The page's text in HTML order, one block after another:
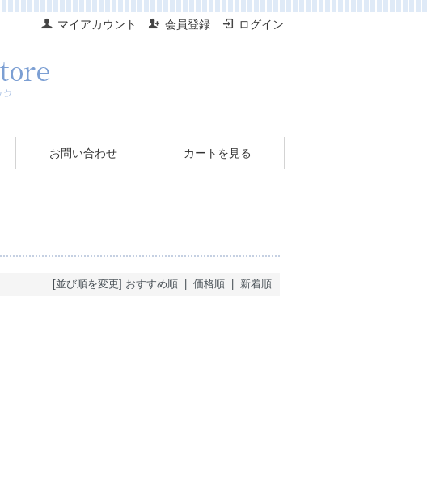
マイアカウント 会員登録 ログイン
お問い合わせ カートを見る
[並び順を変更] おすすめ順 価格順 | 新着順